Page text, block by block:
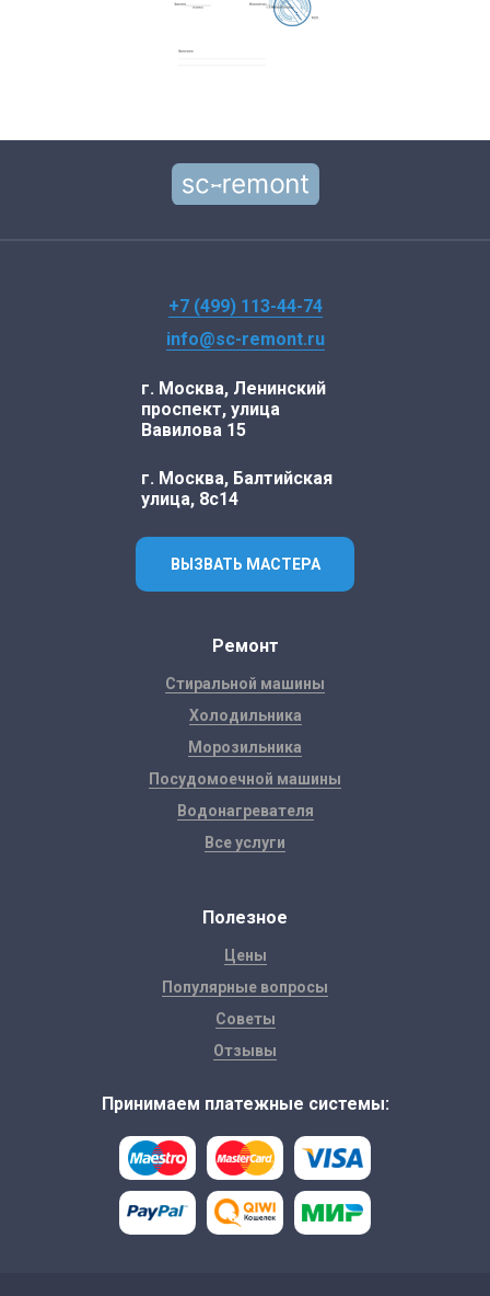
+7 (499) 113-44-74
info@sc-remont.ru
г. Москва, Ленинский
проспект, улица
Вавилова 15
г. Москва, Балтийская
улица, 8с14
ВЫЗВАТЬ МАСТЕРА
Ремонт
Стиральной машины
Холодильника
Морозильника
Посудомоечной машины
Водонагревателя
Все услуги
Полезное
Цены
Популярные вопросы
Советы
Отзывы
Принимаем платежные системы: